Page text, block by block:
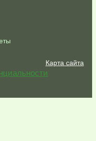
Карта сайта